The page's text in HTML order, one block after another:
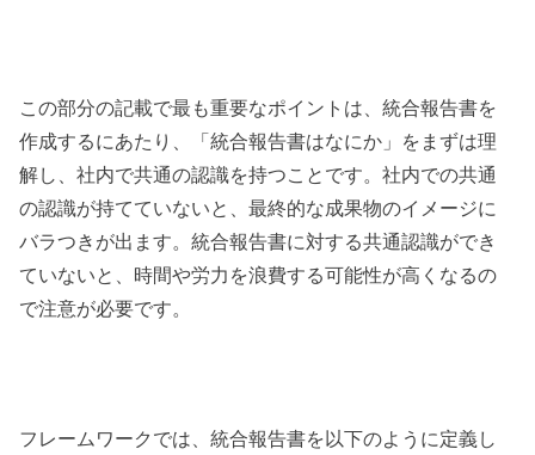
この部分の記載で最も重要なポイントは、統合報告書を
作成するにあたり、「統合報告書はなにか」をまずは理
解し、社内で共通の認識を持つことです。社内での共通
の認識が持てていないと、最終的な成果物のイメージに
バラつきが出ます。統合報告書に対する共通認識ができ
ていないと、時間や労力を浪費する可能性が高くなるの
で注意が必要です。
フレームワークでは、統合報告書を以下のように定義し